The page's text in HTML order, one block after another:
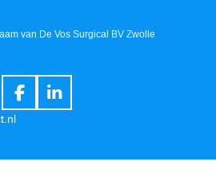
van De Vos Surgical BV Zwolle
F
L